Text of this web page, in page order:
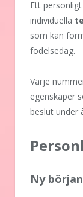
Ett
individuella
som kan
födelsedag.
Varje
egenskaper
beslut under
Ny